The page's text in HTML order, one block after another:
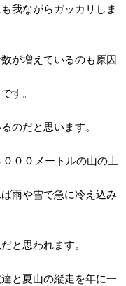
我ながらガッカリしま
が増えているのも原因
す。
のだと思います。
００メートルの山の上
雨や雪で急に冷え込み
と思われます。
と夏山の縦走を年に一